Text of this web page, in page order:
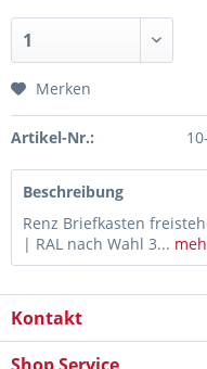
Merken
Artikel-Nr.:
Beschreibung
Renz Briefkasten
| RAL nach Wahl 3...
Kontakt